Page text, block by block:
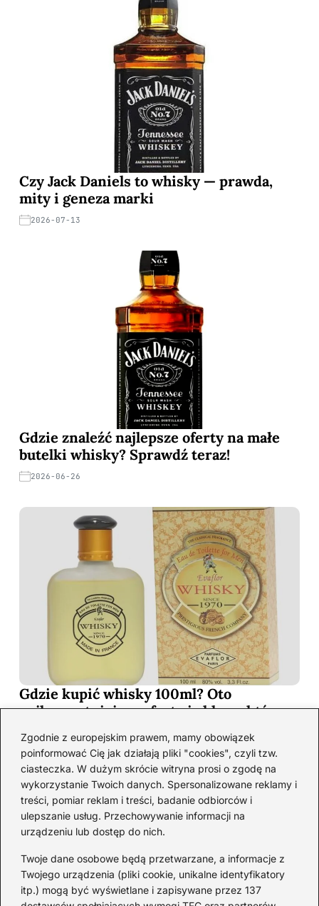
Zgodnie z europejskim prawem, mamy obowiązek
poinformować Cię jak działają pliki "cookies", czyli tzw.
ciasteczka. W dużym skrócie witryna prosi o zgodę na
wykorzystanie Twoich danych. Spersonalizowane reklamy i
treści, pomiar reklam i treści, badanie odbiorców i
ulepszanie usług. Przechowywanie informacji na
urządzeniu lub dostęp do nich.
Twoje dane osobowe będą przetwarzane, a informacje z
Twojego urządzenia (pliki cookie, unikalne identyfikatory
itp.) mogą być wyświetlane i zapisywane przez 137
Czy Jack Daniels to whisky — prawda,
mity i geneza marki
2026-07-13
Gdzie znaleźć najlepsze oferty na małe
butelki whisky? Sprawdź teraz!
2026-06-26
Gdzie kupić whisky 100ml? Oto
najkorzystniejsze oferty i sklepy, które
2026-06-26
Kategorie
Koktajle(128)
Likier (10)
Piwo(28)
Porady(67)